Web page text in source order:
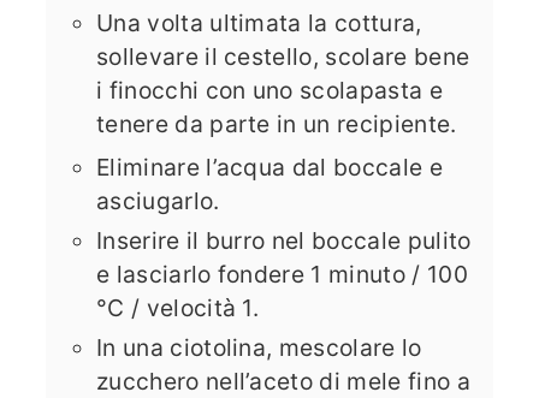
Una volta ultimata la cottura,
sollevare il cestello, scolare bene
i finocchi con uno scolapasta e
tenere da parte in un recipiente.
Eliminare l’acqua dal boccale e
asciugarlo.
Inserire il burro nel boccale pulito
e lasciarlo fondere 1 minuto / 100
°C / velocità 1.
In una ciotolina, mescolare lo
zucchero nell’aceto di mele fino a